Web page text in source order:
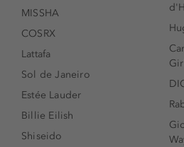
MISSHA
COSRX
Lattafa
Sol de Janeiro
Estée Lauder
Billie Eilish
Shiseido